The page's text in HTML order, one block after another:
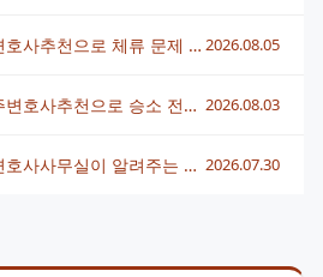
외국인비자상담, 제주변호사추천으로 체류 문제 빠르게 해결하는 법 2026.08.05
손해배상청구소송, 전주변호사추천으로 승소 전략 세우는 법 2026.08.03
유언장작성방법, 서초변호사사무실이 알려주는 핵심 정리 2026.07.30